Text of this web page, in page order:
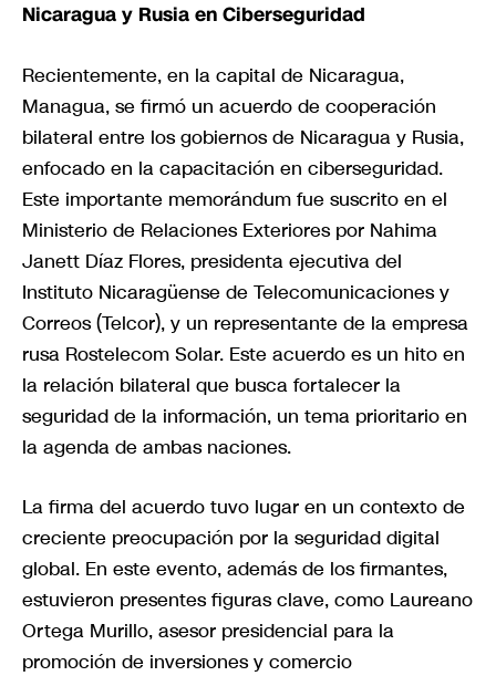
Nicaragua y Rusia en Ciberseguridad
Recientemente, en la capital de Nicaragua,
Managua, se firmó un acuerdo de cooperación
bilateral entre los gobiernos de Nicaragua y Rusia,
enfocado en la capacitación en ciberseguridad.
Este importante memorándum fue suscrito en el
Ministerio de Relaciones Exteriores por Nahima
Janett Díaz Flores, presidenta ejecutiva del
Instituto Nicaragüense de Telecomunicaciones y
Correos (Telcor), y un representante de la empresa
rusa Rostelecom Solar. Este acuerdo es un hito en
la relación bilateral que busca fortalecer la
seguridad de la información, un tema prioritario en
la agenda de ambas naciones.
La firma del acuerdo tuvo lugar en un contexto de
creciente preocupación por la seguridad digital
global. En este evento, además de los firmantes,
estuvieron presentes figuras clave, como Laureano
Ortega Murillo, asesor presidencial para la
promoción de inversiones y comercio